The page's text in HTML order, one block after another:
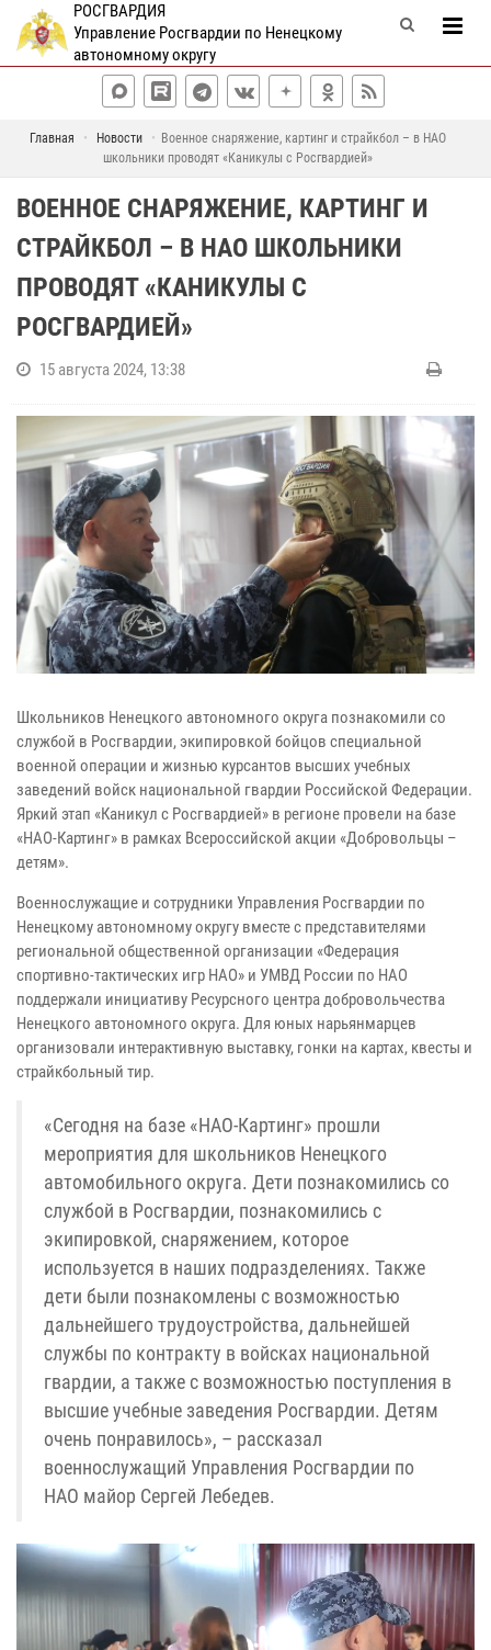
РОСГВАРДИЯ
Управление Росгвардии по Ненецкому
автономному округу
Главная Новости
Военное снаряжение, картинг и страйкбол – в НАО
школьники проводят «Каникулы с Росгвардией»
ВОЕННОЕ СНАРЯЖЕНИЕ, КАРТИНГ И
СТРАЙКБОЛ – В НАО ШКОЛЬНИКИ
ПРОВОДЯТ «КАНИКУЛЫ С
РОСГВАРДИЕЙ»
15 августа 2024, 13:38
Школьников Ненецкого автономного округа познакомили со
службой в Росгвардии, экипировкой бойцов специальной
военной операции и жизнью курсантов высших учебных
заведений войск национальной гвардии Российской Федерации.
Яркий этап «Каникул с Росгвардией» в регионе провели на базе
«НАО-Картинг» в рамках Всероссийской акции «Добровольцы –
детям».
Военнослужащие и сотрудники Управления Росгвардии по
Ненецкому автономному округу вместе с представителями
региональной общественной организации «Федерация
спортивно-тактических игр НАО» и УМВД России по НАО
поддержали инициативу Ресурсного центра добровольчества
Ненецкого автономного округа. Для юных нарьянмарцев
организовали интерактивную выставку, гонки на картах, квесты и
страйкбольный тир.
«Сегодня на базе «НАО-Картинг» прошли
мероприятия для школьников Ненецкого
автомобильного округа. Дети познакомились со
службой в Росгвардии, познакомились с
экипировкой, снаряжением, которое
используется в наших подразделениях. Также
дети были познакомлены с возможностью
дальнейшего трудоустройства, дальнейшей
службы по контракту в войсках национальной
гвардии, а также с возможностью поступления в
высшие учебные заведения Росгвардии. Детям
очень понравилось», – рассказал
военнослужащий Управления Росгвардии по
НАО майор Сергей Лебедев.